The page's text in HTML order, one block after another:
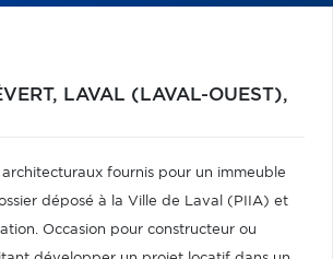
LAVAL (LAVAL-OUEST),
fournis pour un immeuble
déposé à la Ville de Laval (PIIA) et
Occasion pour constructeur ou